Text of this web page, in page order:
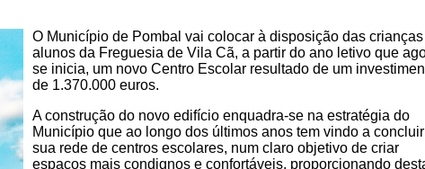
O Município de Pombal vai colocar à disposição das
alunos da Freguesia de Vila Cã, a partir do ano letivo que
se inicia, um novo Centro Escolar resultado de um
de 1.370.000 euros.
A construção do novo edifício enquadra-se na estratégia do
Município que ao longo dos últimos anos tem vindo a
sua rede de centros escolares, num claro objetivo de criar
espaços mais condignos e confortáveis, proporcionando